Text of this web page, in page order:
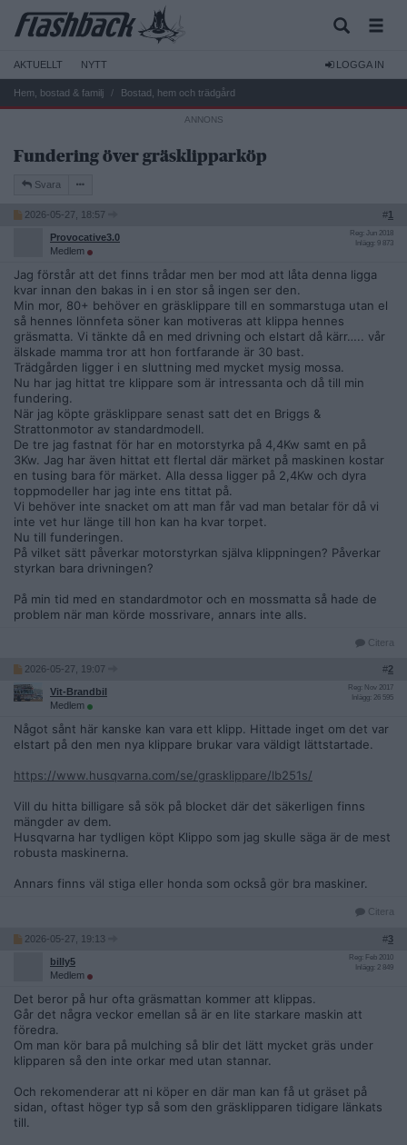
AKTUELLT NYTT LOGGA IN
Hem, bostad & familj Bostad, hem och trädgård
Fundering över gräsklipparköp
Svara
2026-05-27, 18:57 #1
Provocative3.0
Medlem
Reg: Jun 2018
Inlägg: 9 873
Jag förstår att det finns trådar men ber mod att låta denna ligga
kvar innan den bakas in i en stor så ingen ser den.
Min mor, 80+ behöver en gräsklippare till en sommarstuga utan el
så hennes lönnfeta söner kan motiveras att klippa hennes
gräsmatta. Vi tänkte då en med drivning och elstart då kärr….. vår
älskade mamma tror att hon fortfarande är 30 bast.
Trädgården ligger i en sluttning med mycket mysig mossa.
Nu har jag hittat tre klippare som är intressanta och då till min
fundering.
När jag köpte gräsklippare senast satt det en Briggs &
Strattonmotor av standardmodell.
De tre jag fastnat för har en motorstyrka på 4,4Kw samt en på
3Kw. Jag har även hittat ett flertal där märket på maskinen kostar
en tusing bara för märket. Alla dessa ligger på 2,4Kw och dyra
toppmodeller har jag inte ens tittat på.
Vi behöver inte snacket om att man får vad man betalar för då vi
inte vet hur länge till hon kan ha kvar torpet.
Nu till funderingen.
På vilket sätt påverkar motorstyrkan själva klippningen? Påverkar
styrkan bara drivningen?
På min tid med en standardmotor och en mossmatta så hade de
problem när man körde mossrivare, annars inte alls.
Citera
2026-05-27, 19:07 #2
Vit-Brandbil
Medlem
Reg: Nov 2017
Inlägg: 26 595
Något sånt här kanske kan vara ett klipp. Hittade inget om det var
elstart på den men nya klippare brukar vara väldigt lättstartade.
https://www.husqvarna.com/se/grasklippare/lb251s/
Vill du hitta billigare så sök på blocket där det säkerligen finns
mängder av dem.
Husqvarna har tydligen köpt Klippo som jag skulle säga är de mest
robusta maskinerna.
Annars finns väl stiga eller honda som också gör bra maskiner.
Citera
2026-05-27, 19:13 #3
billy5
Medlem
Reg: Feb 2010
Inlägg: 2 849
Det beror på hur ofta gräsmattan kommer att klippas.
Går det några veckor emellan så är en lite starkare maskin att
föredra.
Om man kör bara på mulching så blir det lätt mycket gräs under
klipparen så den inte orkar med utan stannar.
Och rekomenderar att ni köper en där man kan få ut gräset på
sidan, oftast höger typ så som den gräsklipparen tidigare länkats
till.